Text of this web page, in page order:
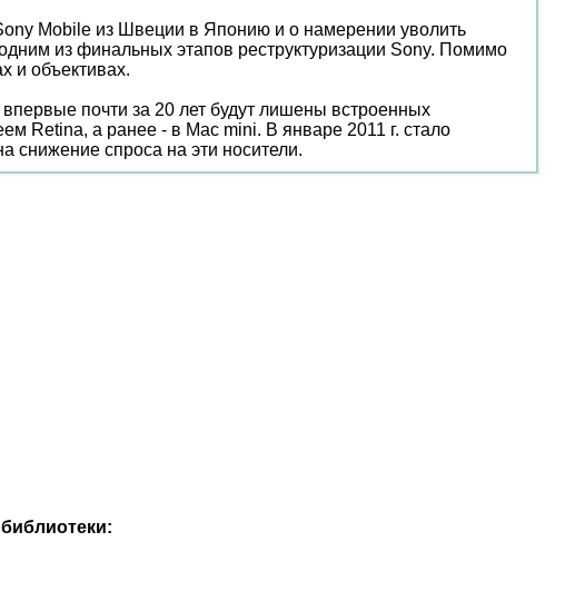
Mobile из Швеции в Японию и о намерении уволить
из финальных этапов реструктуризации Sony. Помимо
и объективах.
почти за 20 лет будут лишены встроенных
Retina, а ранее - в Mac mini. В январе 2011 г. стало
снижение спроса на эти носители.